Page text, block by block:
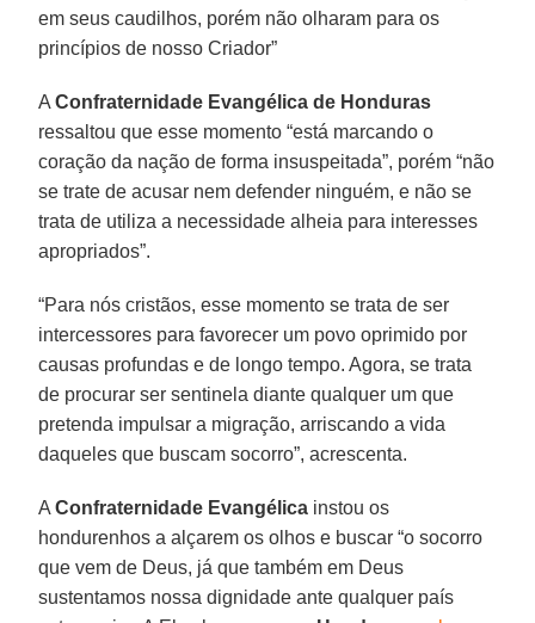
em seus caudilhos, porém não olharam para os
princípios de nosso Criador”
AConfraternidade Evangélica de Honduras
ressaltou que esse momento “está marcando o
coração da nação de forma insuspeitada”, porém “não
se trate de acusar nem defender ninguém, e não se
trata de utiliza a necessidade alheia para interesses
apropriados”.
“Para nós cristãos, esse momento se trata de ser
intercessores para favorecer um povo oprimido por
causas profundas e de longo tempo. Agora, se trata
de procurar ser sentinela diante qualquer um que
pretenda impulsar a migração, arriscando a vida
daqueles que buscam socorro”, acrescenta.
AConfraternidade Evangélica instou os
hondurenhos a alçarem os olhos e buscar “o socorro
que vem de Deus, já que também em Deus
sustentamos nossa dignidade ante qualquer país